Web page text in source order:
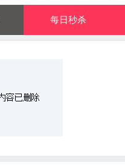
每日秒杀